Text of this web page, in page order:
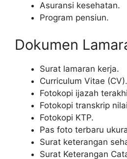
Asuransi kesehatan.
Program pensiun.
Dokumen
Surat lamaran kerja.
Curriculum Vitae (CV).
Fotokopi ijazah
Fotokopi transkrip
Fotokopi KTP.
Pas foto terbaru
Surat keterangan
Surat Keterangan